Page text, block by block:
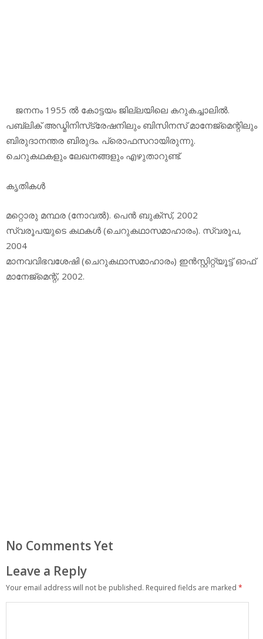
ജനനം 1955 ല്‍ കോട്ടയം ജില്ലയിലെ കറുകച്ചാലില്‍.
പബ്ലിക് അഡ്മിനിസ്‌ട്രേഷനിലും ബിസിനസ് മാനേജ്‌മെന്റിലും
ബിരുദാനന്തര ബിരുദം. പ്രൊഫസറായിരുന്നു.
ചെറുകഥകളും ലേഖനങ്ങളും എഴുതാറുണ്ട്.
കൃതികള്‍
മറ്റൊരു മന്ഥര (നോവല്‍). പെന്‍ ബുക്‌സ്, 2002
സ്വരൂപയുടെ കഥകള്‍ (ചെറുകഥാസമാഹാരം). സ്വരൂപ,
2004
മാനവവിഭവശേഷി (ചെറുകഥാസമാഹാരം) ഇന്‍സ്റ്റിറ്റ്യൂട്ട് ഓഫ്
മാനേജ്‌മെന്റ്, 2002.
No Comments Yet
Leave a Reply
Your email address will not be published. Required fields are marked *